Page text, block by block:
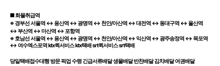
■ 화물취급역
※ 경부선 서울역 ↔ 용산역 ↔ 광명역 ↔ 천안/아산역 ↔ 대전역 ↔ 동대구역 ↔ 울산역
↔ 부산역 ↔ 마산역 ↔ 포항역
※ 호남선 서울역 ↔ 용산역 ↔ 광명역 ↔ 천안/아산역 ↔ 익산역 ↔ 광주송정역 ↔ 목포역
↔ 여수엑스포역 ktx퀵서비스 ktx택배 srt퀵서비스 srt택배​
당일택배접수대행 방문 픽업 수령 긴급서류배달 생물배달 반찬배달 김치배달 여권배달